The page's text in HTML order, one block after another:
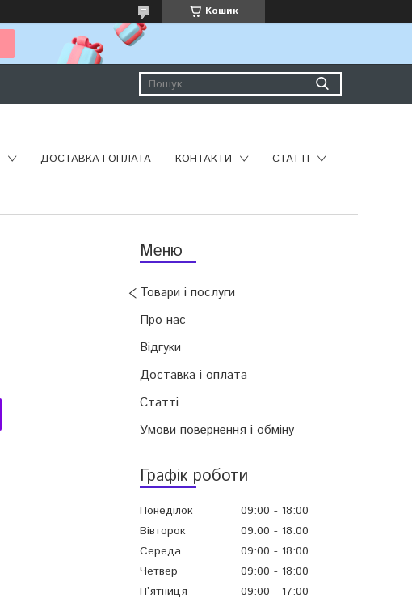
Кошик
ДОСТАВКА І ОПЛАТА КОНТАКТИ СТАТТІ
Товари і послуги
Про нас
Відгуки
Доставка і оплата
Статті
Умови повернення і обміну
Графік роботи
Понеділок 09:00
18:00
Вівторок
09:00
18:00
Середа
09:00
18:00
Четвер
09:00
18:00
Пʼятниця
09:00
17:00